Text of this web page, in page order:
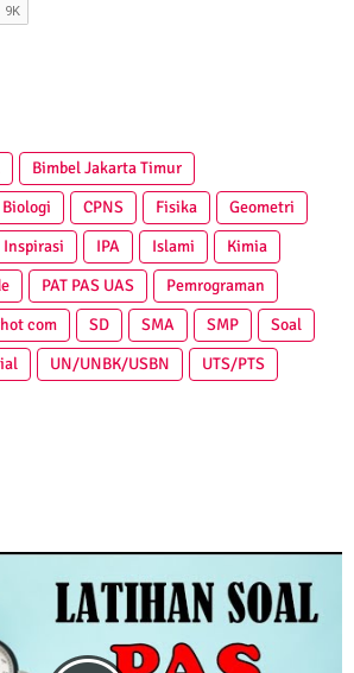
Bimbel Jakarta Timur
Biologi CPNS Fisika
Geometri
Inspirasi IPA Islami
Kimia
PAT PAS UAS
Pemrograman
com SD SMA SMP